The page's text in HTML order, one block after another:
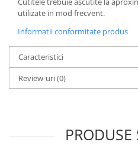
utilizate in mod frecvent.
Informatii conformitate produs
Caracteristici
Review-uri(0)